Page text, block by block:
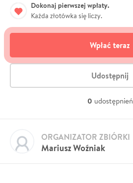
Dokonaj pierwszej wpłaty.
Każda złotówka się liczy.
Wpłać teraz
Udostępnij
0 udostępnień
Mariusz Woźniak
ORGANIZATOR ZBIÓRKI